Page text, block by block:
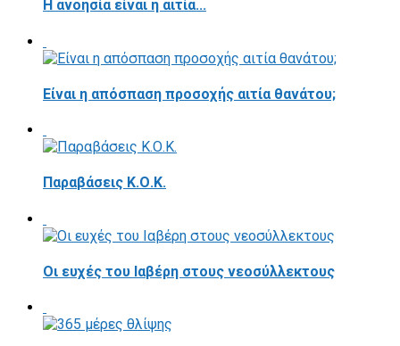
Η ανοησία είναι η αιτία...
Είναι η απόσπαση προσοχής αιτία θανάτου;
Παραβάσεις Κ.Ο.Κ.
Οι ευχές του Ιαβέρη στους νεοσύλλεκτους